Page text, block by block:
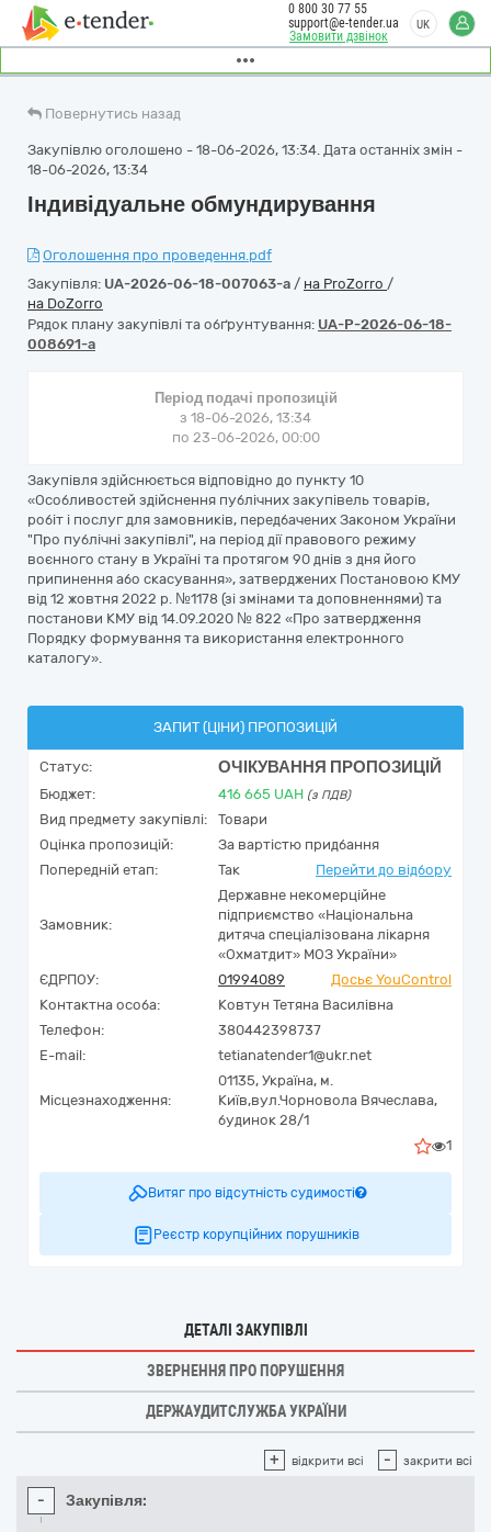
Замовити дзвінок
0 800 30 77 55
support@e-tender.ua
UK
Повернутись назад
Закупівлю оголошено - 18-06-2026, 13:34. Дата останніх змін -
18-06-2026, 13:34
Індивідуальне обмундирування
Оголошення про проведення.pdf
Закупівля: UA-2026-06-18-007063-a / на ProZorro /
на DoZorro
Рядок плану закупівлі та обґрунтування: UA-P-2026-06-18-
008691-a
Період подачі пропозицій
з 18-06-2026, 13:34
по 23-06-2026, 00:00
Закупівля здійснюється відповідно до пункту 10
«Особливостей здійснення публічних закупівель товарів,
робіт і послуг для замовників, передбачених Законом України
"Про публічні закупівлі", на період дії правового режиму
воєнного стану в Україні та протягом 90 днів з дня його
припинення або скасування», затверджених Постановою КМУ
від 12 жовтня 2022 р. №1178 (зі змінами та доповненнями) та
постанови КМУ від 14.09.2020 № 822 «Про затвердження
Порядку формування та використання електронного
каталогу».
ЗАПИТ (ЦІНИ) ПРОПОЗИЦІЙ
Статус: ОЧІКУВАННЯ ПРОПОЗИЦІЙ
Бюджет: 416 665 UAH (з ПДВ)
Вид предмету закупівлі:
Товари
Оцінка пропозицій:
За вартістю придбання
Попередній етап:
Так Перейти до відбору
Замовник:
Державне некомерційне
підприємство «Національна
дитяча спеціалізована лікарня
«Охматдит» МОЗ України»
ЄДРПОУ:
01994089
Досьє YouControl
Контактна особа:
Ковтун Тетяна Василівна
Телефон:
380442398737
E-mail:
tetianatender1@ukr.net
Місцезнаходження:
01135, Україна, м.
Київ,вул.Чорновола Вячеслава,
будинок 28/1
1
Витяг про відсутність судимості
Реєстр корупційних порушників
ДЕТАЛІ ЗАКУПІВЛІ
ЗВЕРНЕННЯ ПРО ПОРУШЕННЯ
ДЕРЖАУДИТСЛУЖБА УКРАЇНИ
+ відкрити всі - закрити всі
- Закупівля: